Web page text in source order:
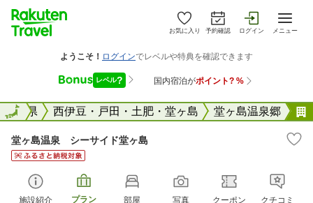
お気に入り 予約確認 ログイン メニュー
静岡県 西伊豆・戸田・土肥・堂ヶ島 堂ヶ島温泉郷
全国
堂ヶ島温泉 シーサイド堂ヶ島
施設紹介 プラン 部屋 写真 クーポン クチコミ